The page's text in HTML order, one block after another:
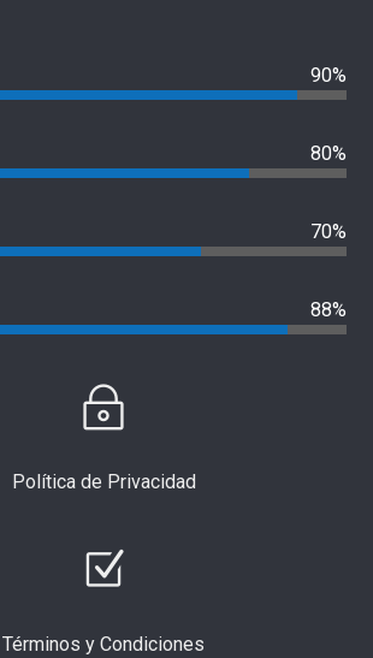
90%
80%
70%
88%
Política de Privacidad
Términos y Condiciones